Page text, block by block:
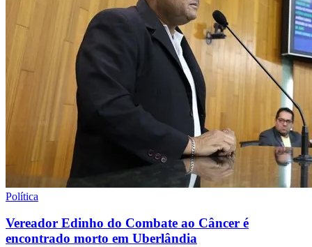
Política
Vereador Edinho do Combate ao Câncer é
encontrado morto em Uberlândia